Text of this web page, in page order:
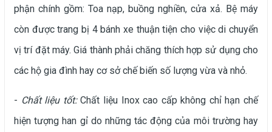
phận chính gồm: Toa nạp, buồng nghiền, cửa xả. Bệ máy
còn được trang bị 4 bánh xe thuận tiện cho việc di chuyển
vị trí đặt máy. Giá thành phải chăng thích hợp sử dụng cho
các hộ gia đình hay cơ sở chế biến số lượng vừa và nhỏ.
- Chất liệu tốt:Chất liệu Inox cao cấp không chỉ hạn chế
hiện tượng han gỉ do những tác động của môi trường hay